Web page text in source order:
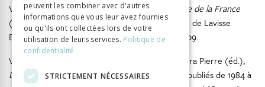
Vidal de La Blache Paul,Tableau de la géographie de la France
(1903), réédité et préfacé par Pierre Nora, vol. 1 de Lavisse
Ernest,Histoire de France,Paris : Équateurs, 2009.
Vigarello Georges, « Le Tour de France », in Nora Pierre (éd.),
Les Lieux de mémoire,1 reédition en 7 volumes publiés de 1984 à
peuvent les combiner avec d'autres
informations que vous leur avez fournies
ou qu'ils ont collectées lors de votre
utilisation de leurs services. Politique de
confidentialité
STRICTEMENT NÉCESSAIRES